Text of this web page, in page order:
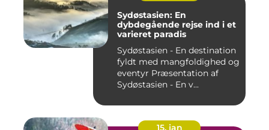
Sydøstasien: En
dybdegående rejse ind i et
varieret paradis
Sydøstasien - En destination
fyldt med mangfoldighed og
eventyr Præsentation af
Sydøstasien - En v...
15. jan